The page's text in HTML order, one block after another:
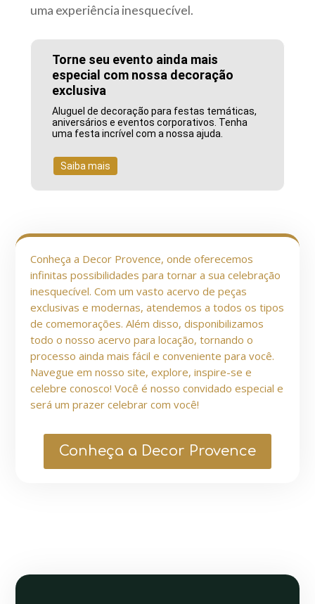
uma experiência inesquecível.
Torne seu evento ainda mais
especial com nossa decoração
exclusiva
Aluguel de decoração para festas temáticas,
aniversários e eventos corporativos. Tenha
uma festa incrível com a nossa ajuda.
Saiba mais
Conheça a Decor Provence, onde oferecemos
infinitas possibilidades para tornar a sua celebração
inesquecível. Com um vasto acervo de peças
exclusivas e modernas, atendemos a todos os tipos
de comemorações. Além disso, disponibilizamos
todo o nosso acervo para locação, tornando o
processo ainda mais fácil e conveniente para você.
Navegue em nosso site, explore, inspire-se e
celebre conosco! Você é nosso convidado especial e
será um prazer celebrar com você!
Conheça a Decor Provence